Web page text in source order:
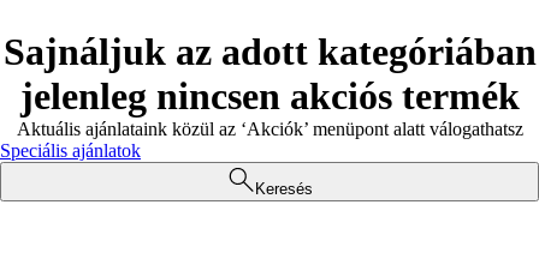
Sajnáljuk az adott kategóriában
jelenleg nincsen akciós termék
Aktuális ajánlataink közül az ‘Akciók’ menüpont alatt válogathatsz
Speciális ajánlatok
Keresés